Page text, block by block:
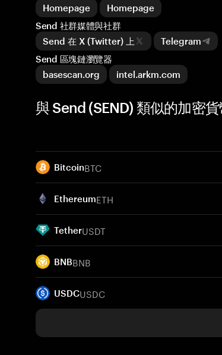
Homepage
Homepage
Send 社群媒體與社群
Send 在 X (Twitter) 上
Telegram
Send 區塊鏈瀏覽器
basescan.org
intel.arkm.com
與 Send (SEND) 類似的加密
BitcoinBTC
EthereumETH
TetherUSDT
BNBBNB
USDCUSDC